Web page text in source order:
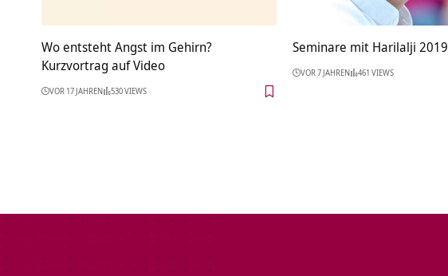
Wo entsteht Angst im Gehirn?
Kurzvortrag auf Video
VOR 17 JAHREN 530 VIEWS
Seminare mit Harilalji 2019
VOR 7 JAHREN 461 VIEWS